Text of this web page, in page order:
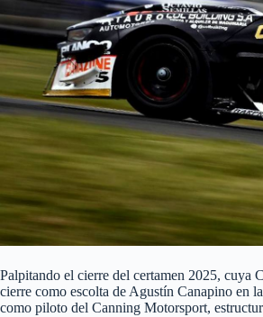
Palpitando el cierre del certamen 2025, cuya
cierre como escolta de Agustín Canapino en
como piloto del Canning Motorsport,